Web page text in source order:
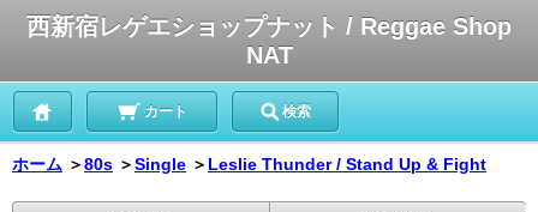
西新宿レゲエショップナット / Reggae Shop
NAT
カート 検索
ホーム ＞80s ＞Single ＞ Leslie Thunder / Stand Up & Fight